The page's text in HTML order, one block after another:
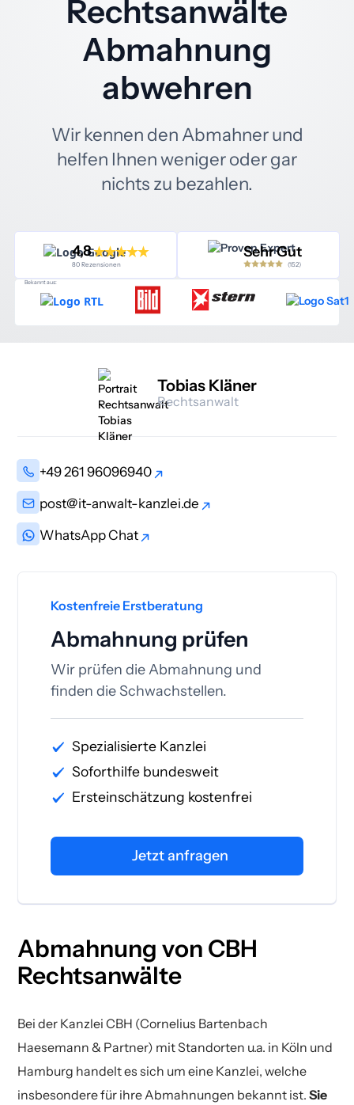
Rechtsanwälte
Abmahnung
abwehren
Wir kennen den Abmahner und
helfen Ihnen weniger oder gar
nichts zu bezahlen.
4,8
80 Rezensionen
Sehr Gut
(152)
Bekannt aus:
Abmahnung von CBH
Rechtsanwälte
Bei der Kanzlei CBH (Cornelius Bartenbach
Haesemann & Partner) mit Standorten u.a. in Köln und
Hamburg handelt es sich um eine Kanzlei, welche
insbesondere für ihre Abmahnungen bekannt ist.Sie
Tobias Kläner
Rechtsanwalt
+49 261 96096940
post@it-anwalt-kanzlei.de
WhatsApp Chat
Kostenfreie Erstberatung
Abmahnung prüfen
Wir prüfen die Abmahnung und
finden die Schwachstellen.
Spezialisierte Kanzlei
Soforthilfe bundesweit
Ersteinschätzung kostenfrei
Jetzt anfragen